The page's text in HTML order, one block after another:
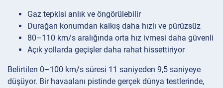
Gaz tepkisi anlık ve öngörülebilir
Durağan konumdan kalkış daha hızlı ve pürüzsüz
80–110 km/s aralığında orta hız ivmesi daha güvenli
Açık yollarda geçişler daha rahat hissettiriyor
Belirtilen 0–100 km/s süresi 11 saniyeden 9,5 saniyeye
düşüyor. Bir havaalanı pistinde gerçek dünya testlerinde,